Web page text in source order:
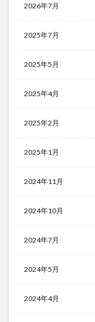
2026年7月
2025年7月
2025年5月
2025年4月
2025年2月
2025年1月
2024年11月
2024年10月
2024年7月
2024年5月
2024年4月